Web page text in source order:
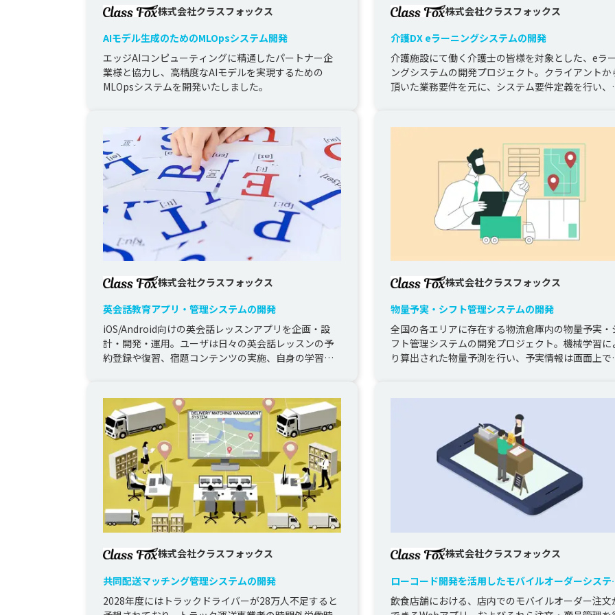
株式会社クラスフォックス
AIモデル生成のためのMLOpsシステム開発
エッジAIコンピューティングに精通したパートナー企
業様と協力し、高精度なAIモデルを実現するための
MLOpsシステムを開発いたしました。
株式会社クラスフォックス
介護DX eラーニングシステムの開発
介護施設にて働く介護士の皆様を対象とした、eラ
ングシステムの開発プロジェクト。クライアントか
頂いた業務要件を元に、システム要件定義を行い、
株式会社クラスフォックス
英会話教育アプリ・管理システムの開発
iOS/Android向けの英会話レッスンアプリを企画・設
計・開発・運用。ユーザは日々の英会話レッスンの予
約登録や復習、宿題コンテンツの実施、自身の学習統
株式会社クラスフォックス
物量予実・シフト管理システムの開発
全国の各エリアに存在する物流倉庫内の物量予実・
フト管理システムの開発プロジェクト。機械学習に
り算出された物量予測を行い、予実情報は画面上で
株式会社クラスフォックス
共同配送マッチング管理システムの開発
2028年度にはトラックドライバーが28万人不足すると
株式会社クラスフォックス
ローコード開発を活用したモバイルオーダーシステ
の開発
飲食店舗における、店内でのモバイルオーダー注文